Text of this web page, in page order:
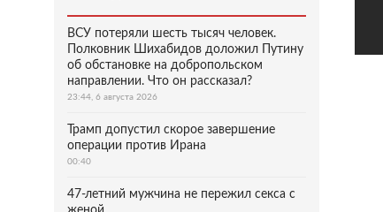
ВСУ потеряли шесть тысяч человек.
Полковник Шихабидов доложил Путину
об обстановке на добропольском
направлении. Что он рассказал?
23:44, 6 августа 2026
Трамп допустил скорое завершение
операции против Ирана
00:40
47-летний мужчина не пережил секса с